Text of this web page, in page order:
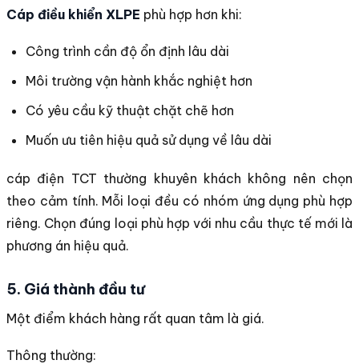
Cáp điều khiển XLPE phù hợp hơn khi:
Công trình cần độ ổn định lâu dài
Môi trường vận hành khắc nghiệt hơn
Có yêu cầu kỹ thuật chặt chẽ hơn
Muốn ưu tiên hiệu quả sử dụng về lâu dài
cáp điện TCT thường khuyên khách không nên chọn
theo cảm tính. Mỗi loại đều có nhóm ứng dụng phù hợp
riêng. Chọn đúng loại phù hợp với nhu cầu thực tế mới là
phương án hiệu quả.
5. Giá thành đầu tư
Một điểm khách hàng rất quan tâm là giá.
Thông thường: